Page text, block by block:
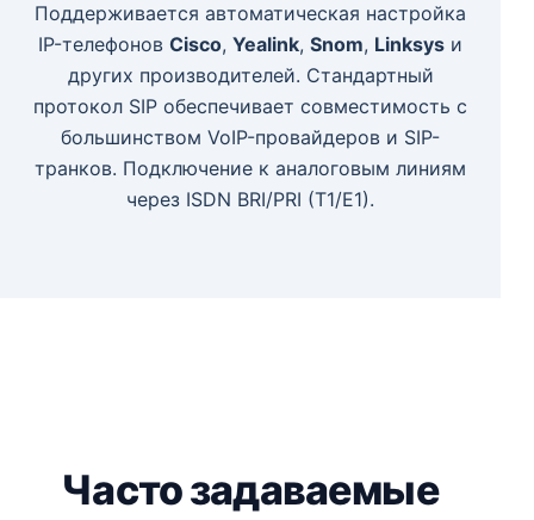
Поддерживается автоматическая настройка
IP-телефонов Cisco, Yealink, Snom, Linksys и
других производителей. Стандартный
протокол SIP обеспечивает совместимость с
большинством VoIP-провайдеров и SIP-
транков. Подключение к аналоговым линиям
через ISDN BRI/PRI (T1/E1).
Часто задаваемые